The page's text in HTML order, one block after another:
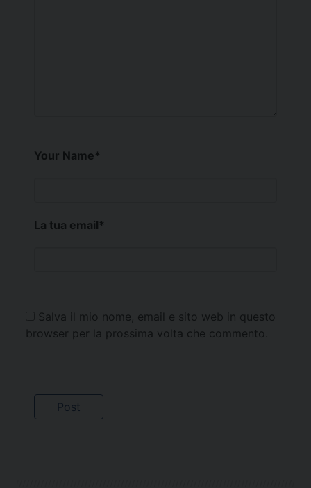
Your Name*
La tua email*
Salva il mio nome, email e sito web in questo
browser per la prossima volta che commento.